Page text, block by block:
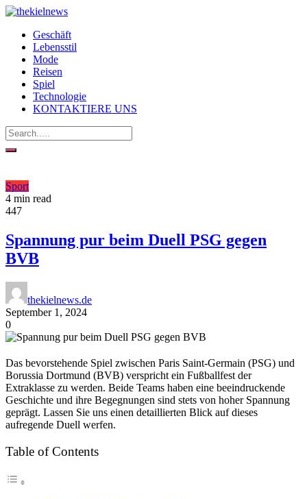
Geschäft
Lebensstil
Mode
Reisen
Spiel
Technologie
KONTAKTIERE UNS
Sport
4 min read
447
Spannung pur beim Duell PSG gegen
BVB
thekielnews.de
September 1, 2024
0
Das bevorstehende Spiel zwischen Paris Saint-Germain (PSG) und
Borussia Dortmund (BVB) verspricht ein Fußballfest der
Extraklasse zu werden. Beide Teams haben eine beeindruckende
Geschichte und ihre Begegnungen sind stets von hoher Spannung
geprägt. Lassen Sie uns einen detaillierten Blick auf dieses
aufregende Duell werfen.
Table of Contents